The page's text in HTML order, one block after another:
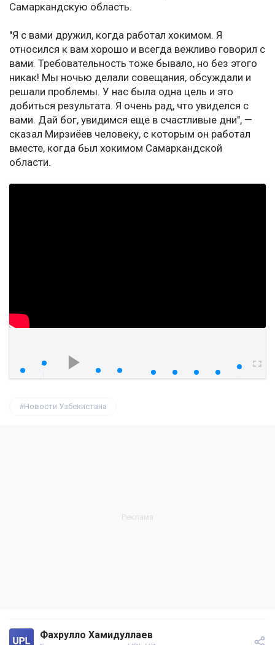
Самаркандскую область.
"Я с вами дружил, когда работал хокимом. Я
относился к вам хорошо и всегда вежливо говорил с
вами. Требовательность тоже бывало, но без этого
никак! Мы ночью делали совещания, обсуждали и
решали проблемы. У нас была одна цель и это
добиться результата. Я очень рад, что увиделся с
вами. Дай бог, увидимся еще в счастливые дни", —
сказал Мирзиёев человеку, с которым он работал
вместе, когда был хокимом Самаркандской
области.
Новости Узбекистана
Фахрулло Хамидуллаев